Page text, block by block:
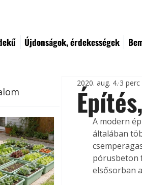
Újdonságok, érdekességek
2020. aug. 4. 3
A modern
általában
pórusbeton
elsősorban